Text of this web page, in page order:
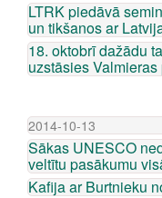
LTRK piedāvā
un tikšanos ar
18. oktobrī dažādu
uzstāsies
2014-10-13
Sākas UNESCO
veltītu pasākumu
Kafija ar Burtnieku